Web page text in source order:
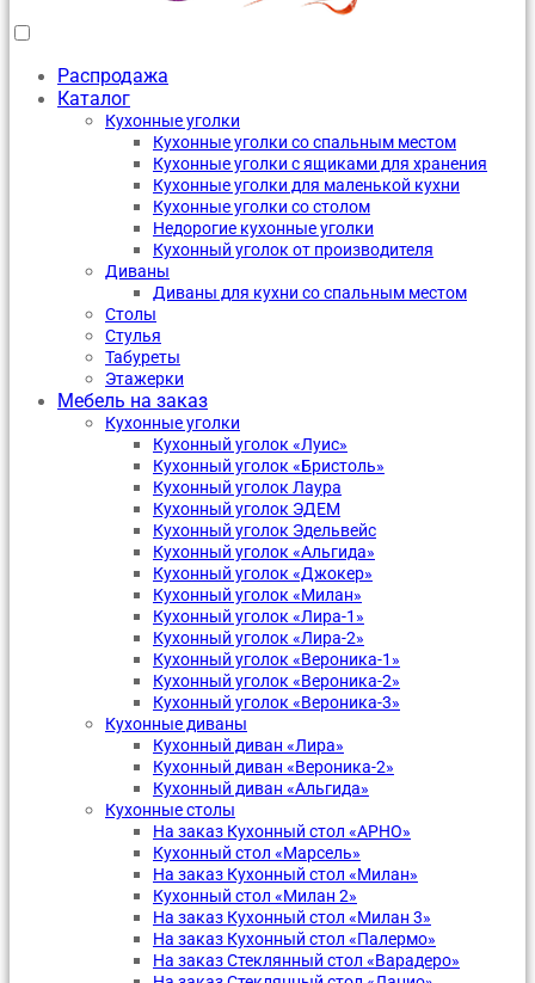
Распродажа
Каталог
Кухонные уголки
Кухонные уголки со спальным местом
Кухонные уголки с ящиками для хранения
Кухонные уголки для маленькой кухни
Кухонные уголки со столом
Недорогие кухонные уголки
Кухонный уголок от производителя
Диваны
Диваны для кухни со спальным местом
Столы
Стулья
Табуреты
Этажерки
Мебель на заказ
Кухонные уголки
Кухонный уголок «Луис»
Кухонный уголок «Бристоль»
Кухонный уголок Лаура
Кухонный уголок ЭДЕМ
Кухонный уголок Эдельвейс
Кухонный уголок «Альгида»
Кухонный уголок «Джокер»
Кухонный уголок «Милан»
Кухонный уголок «Лира-1»
Кухонный уголок «Лира-2»
Кухонный уголок «Вероника-1»
Кухонный уголок «Вероника-2»
Кухонный уголок «Вероника-3»
Кухонные диваны
Кухонный диван «Лира»
Кухонный диван «Вероника-2»
Кухонный диван «Альгида»
Кухонные столы
На заказ Кухонный стол «АРНО»
Кухонный стол «Марсель»
На заказ Кухонный стол «Милан»
Кухонный стол «Милан 2»
На заказ Кухонный стол «Милан 3»
На заказ Кухонный стол «Палермо»
На заказ Стеклянный стол «Варадеро»